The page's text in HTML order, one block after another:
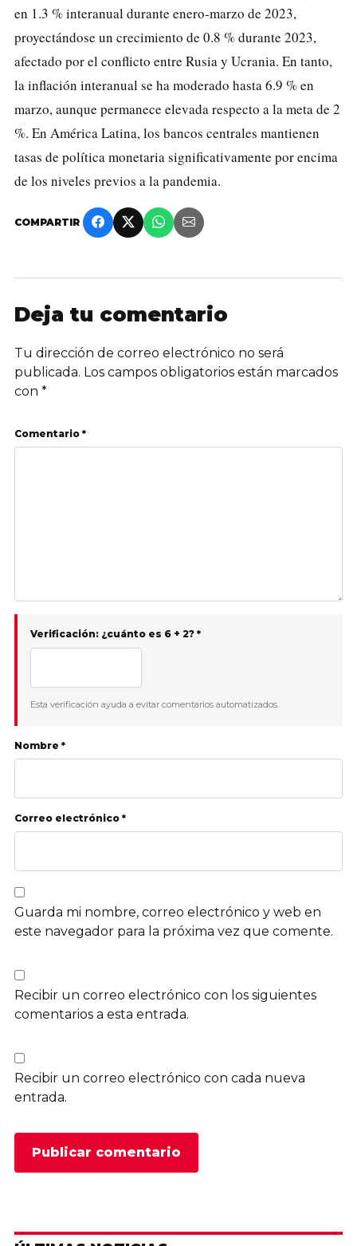
en 1.3 % interanual durante enero-marzo de 2023,
proyectándose un crecimiento de 0.8 % durante 2023,
afectado por el conflicto entre Rusia y Ucrania. En tanto,
la inflación interanual se ha moderado hasta 6.9 % en
marzo, aunque permanece elevada respecto a la meta de 2
%. En América Latina, los bancos centrales mantienen
tasas de política monetaria significativamente por encima
de los niveles previos a la pandemia.
COMPARTIR
Deja tu comentario
Tu dirección de correo electrónico no será
publicada. Los campos obligatorios están marcados
con *
Comentario *
Verificación: ¿cuánto es 6 + 2? *
Esta verificación ayuda a evitar comentarios automatizados.
Nombre *
Correo electrónico *
Guarda mi nombre, correo electrónico y web en
este navegador para la próxima vez que comente.
Recibir un correo electrónico con los siguientes
comentarios a esta entrada.
Recibir un correo electrónico con cada nueva
entrada.